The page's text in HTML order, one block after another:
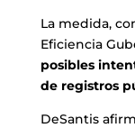
La medida,
Eficiencia
posibles
de registros
DeSantis